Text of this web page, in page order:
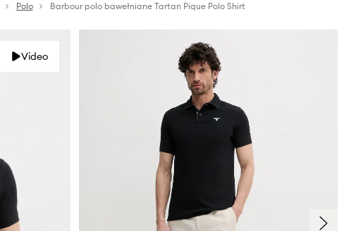
Polo Barbour polo bawełniane Tartan Pique Polo Shirt
Video